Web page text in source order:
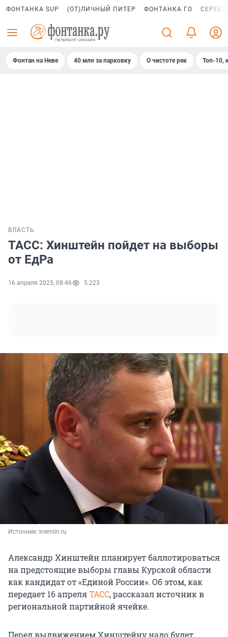
ФОНТАНКА SUP (ОТ)ЛИЧНЫЙ ПИТЕР ФОНТАНКА ГО
Фонтан на Неве 40 млн за парковку О чистоте рек Топ-10,
ВЛАСТЬ
ТАСС: Хинштейн пойдет на выборы
от ЕдРа
16 апреля 2025, 08:46 5 223
Источник: kremlin.ru
Александр Хинштейн планирует баллотироваться
на предстоящие выборы главы Курской области
как кандидат от «Единой России». Об этом, как
передает 16 апреляТАСС, рассказал источник в
региональной партийной ячейке.
Перед выдвижением Хинштейну надо будет